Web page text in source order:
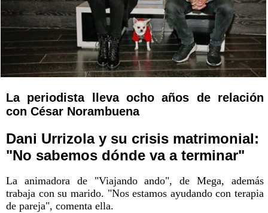
La periodista lleva ocho años de relación
con César Norambuena
Dani Urrizola y su crisis matrimonial:
"No sabemos dónde va a terminar"
La animadora de "Viajando ando", de Mega, además
trabaja con su marido. "Nos estamos ayudando con terapia
de pareja", comenta ella.